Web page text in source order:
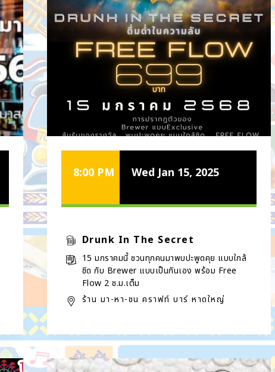
8:00 PM Wed Jan 15, 2025
Drunk In The Secret
15 มกราคมนี้ ชวนทุกคนมาพบปะพูดคุย แบบใกล้
ชิด กับ Brewer แบบเป็นกันเอง พร้อม Free
Flow 2 ช.ม.เต็ม
ร้าน มา-หา-ชน คราฟท์ บาร์ หาดใหญ่